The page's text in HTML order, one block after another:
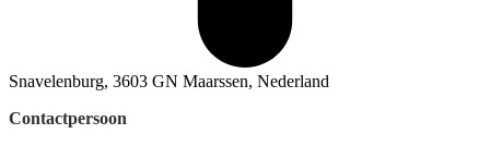
Snavelenburg, 3603 GN Maarssen, Nederland
Contactpersoon